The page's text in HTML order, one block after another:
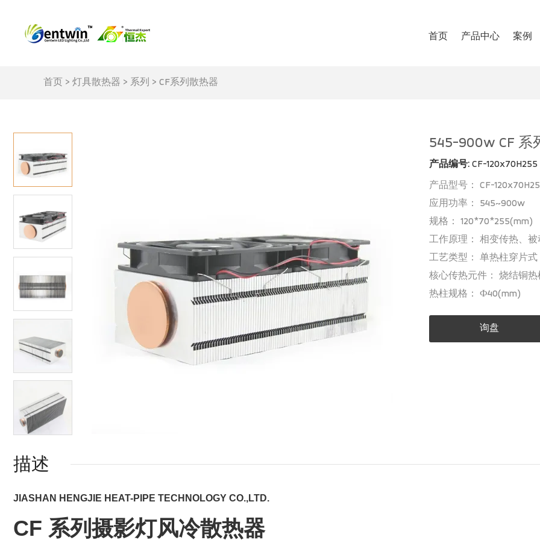
首页 产品中心 案例
首页 > 灯具散热器 > 系列 > CF系列散热器
545-900w CF 系
产品编号: CF-120x70H255
产品型号： CF-
应用功率： 545~900w
规格： 120*70*255(mm)
工作原理： 相变传热、
工艺类型： 单热柱穿片式
核心传热元件： 烧结铜热
热柱规格： Ф40(mm)
询盘
描述
JIASHAN HENGJIE HEAT-PIPE TECHNOLOGY CO.,LTD.
CF 系列摄影灯风冷散热器